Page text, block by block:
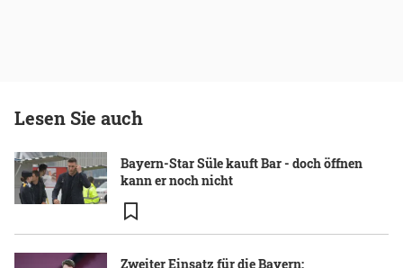
Lesen Sie auch
Bayern-Star Süle kauft Bar - doch öffnen
kann er noch nicht
Zweiter Einsatz für die Bayern: